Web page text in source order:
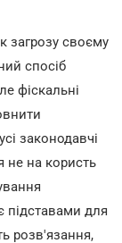
загрозу своєму
спосіб
фіскальні
законодавчі
не на користь
підставами для
розв'язання,